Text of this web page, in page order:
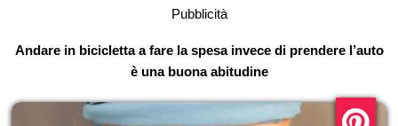
Pubblicità
Andare in bicicletta a fare la spesa invece di prendere l’auto
è una buona abitudine